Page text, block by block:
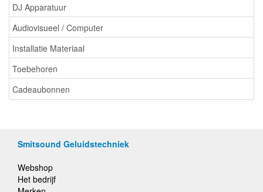
DJ Apparatuur
Audiovisueel / Computer
Installatie Materiaal
Toebehoren
Cadeaubonnen
Smitsound Geluidstechniek
Webshop
Het bedrijf